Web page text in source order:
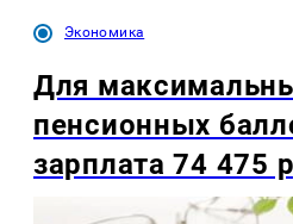
Экономика
Для
пенсионных
зарплата 74 475